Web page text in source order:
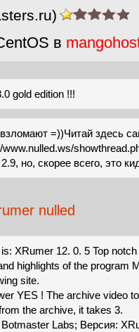
в
gold edition !!!
=))Читай здесь
но, скорее всего, это
nulled
XRumer 12. 0. 5 Top
highlights of the program
site.
YES ! The archive video
the archive, it takes 3.
Labs; Версия: